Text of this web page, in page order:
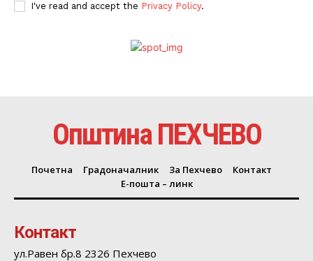
I've read and accept the Privacy Policy.
Општина ПЕХЧЕВО
Почетна Градоначалник За Пехчево
Контакт
Е-пошта – линк
Контакт
ул.Равен бр.8 2326 Пехчево